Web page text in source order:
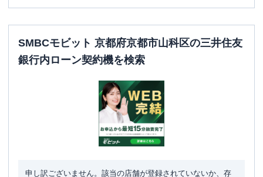
SMBCモビット 京都府京都市山科区の三井住友
銀行内ローン契約機を検索
申し訳ございません。該当の店舗が登録されていないか、存